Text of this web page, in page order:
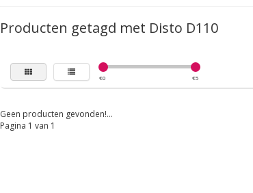
Producten getagd met Disto D110
€0 €5
Geen producten gevonden!...
Pagina 1 van 1